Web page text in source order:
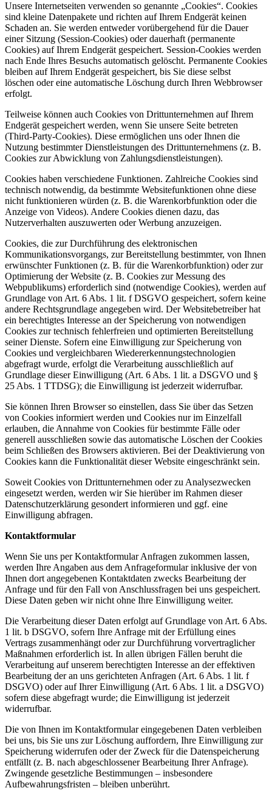
Unsere Internetseiten verwenden so genannte „Cookies“. Cookies
sind kleine Datenpakete und richten auf Ihrem Endgerät keinen
Schaden an. Sie werden entweder vorübergehend für die Dauer
einer Sitzung (Session-Cookies) oder dauerhaft (permanente
Cookies) auf Ihrem Endgerät gespeichert. Session-Cookies werden
nach Ende Ihres Besuchs automatisch gelöscht. Permanente Cookies
bleiben auf Ihrem Endgerät gespeichert, bis Sie diese selbst
löschen oder eine automatische Löschung durch Ihren Webbrowser
erfolgt.
Teilweise können auch Cookies von Drittunternehmen auf Ihrem
Endgerät gespeichert werden, wenn Sie unsere Seite betreten
(Third-Party-Cookies). Diese ermöglichen uns oder Ihnen die
Nutzung bestimmter Dienstleistungen des Drittunternehmens (z. B.
Cookies zur Abwicklung von Zahlungsdienstleistungen).
Cookies haben verschiedene Funktionen. Zahlreiche Cookies sind
technisch notwendig, da bestimmte Websitefunktionen ohne diese
nicht funktionieren würden (z. B. die Warenkorbfunktion oder die
Anzeige von Videos). Andere Cookies dienen dazu, das
Nutzerverhalten auszuwerten oder Werbung anzuzeigen.
Cookies, die zur Durchführung des elektronischen
Kommunikationsvorgangs, zur Bereitstellung bestimmter, von Ihnen
erwünschter Funktionen (z. B. für die Warenkorbfunktion) oder zur
Optimierung der Website (z. B. Cookies zur Messung des
Webpublikums) erforderlich sind (notwendige Cookies), werden auf
Grundlage von Art. 6 Abs. 1 lit. f DSGVO gespeichert, sofern keine
andere Rechtsgrundlage angegeben wird. Der Websitebetreiber hat
ein berechtigtes Interesse an der Speicherung von notwendigen
Cookies zur technisch fehlerfreien und optimierten Bereitstellung
seiner Dienste. Sofern eine Einwilligung zur Speicherung von
Cookies und vergleichbaren Wiedererkennungstechnologien
abgefragt wurde, erfolgt die Verarbeitung ausschließlich auf
Grundlage dieser Einwilligung (Art. 6 Abs. 1 lit. a DSGVO und §
25 Abs. 1 TTDSG); die Einwilligung ist jederzeit widerrufbar.
Sie können Ihren Browser so einstellen, dass Sie über das Setzen
von Cookies informiert werden und Cookies nur im Einzelfall
erlauben, die Annahme von Cookies für bestimmte Fälle oder
generell ausschließen sowie das automatische Löschen der Cookies
beim Schließen des Browsers aktivieren. Bei der Deaktivierung von
Cookies kann die Funktionalität dieser Website eingeschränkt sein.
Soweit Cookies von Drittunternehmen oder zu Analysezwecken
eingesetzt werden, werden wir Sie hierüber im Rahmen dieser
Datenschutzerklärung gesondert informieren und ggf. eine
Einwilligung abfragen.
Kontaktformular
Wenn Sie uns per Kontaktformular Anfragen zukommen lassen,
werden Ihre Angaben aus dem Anfrageformular inklusive der von
Ihnen dort angegebenen Kontaktdaten zwecks Bearbeitung der
Anfrage und für den Fall von Anschlussfragen bei uns gespeichert.
Diese Daten geben wir nicht ohne Ihre Einwilligung weiter.
Die Verarbeitung dieser Daten erfolgt auf Grundlage von Art. 6 Abs.
1 lit. b DSGVO, sofern Ihre Anfrage mit der Erfüllung eines
Vertrags zusammenhängt oder zur Durchführung vorvertraglicher
Maßnahmen erforderlich ist. In allen übrigen Fällen beruht die
Verarbeitung auf unserem berechtigten Interesse an der effektiven
Bearbeitung der an uns gerichteten Anfragen (Art. 6 Abs. 1 lit. f
DSGVO) oder auf Ihrer Einwilligung (Art. 6 Abs. 1 lit. a DSGVO)
sofern diese abgefragt wurde; die Einwilligung ist jederzeit
widerrufbar.
Die von Ihnen im Kontaktformular eingegebenen Daten verbleiben
bei uns, bis Sie uns zur Löschung auffordern, Ihre Einwilligung zur
Speicherung widerrufen oder der Zweck für die Datenspeicherung
entfällt (z. B. nach abgeschlossener Bearbeitung Ihrer Anfrage).
Zwingende gesetzliche Bestimmungen – insbesondere
Aufbewahrungsfristen – bleiben unberührt.